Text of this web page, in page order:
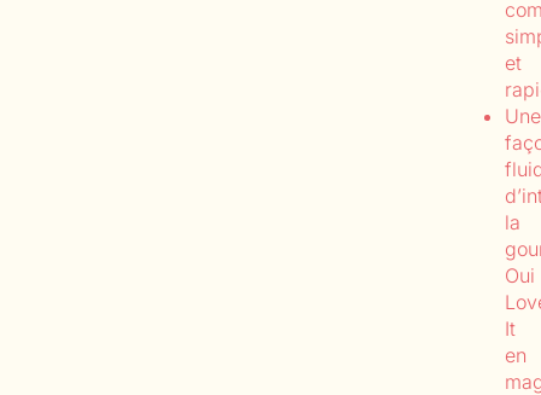
et
Une
la
Oui
It
en